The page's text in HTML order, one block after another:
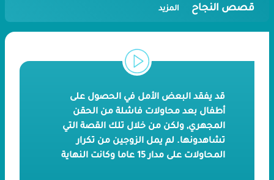
قصص النجاح المزيد
قد يفقد البعض الأمل في الحصول على
أطفال بعد محاولات فاشلة من الحقن
المجهري, ولكن من خلال تلك القصة التي
تشاهدونها. لم يمل الزوجين من تكرار
المحاولات على مدار 15 عاما وكانت النهاية